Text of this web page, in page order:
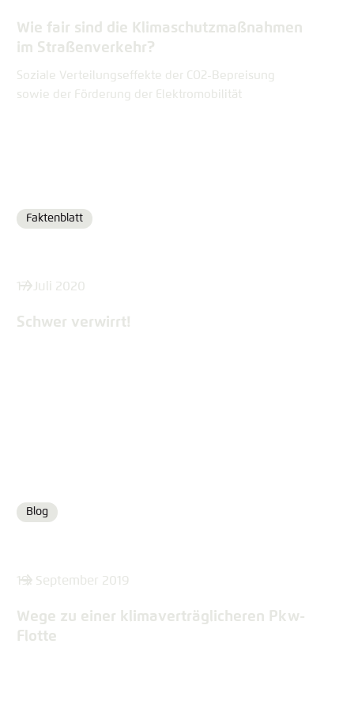
Wie fair sind die Klimaschutz­maßnahmen
im Straßenverkehr?
Soziale Verteilungseffekte der CO2-Bepreisung
sowie der Förderung der Elektromobilität
Format
Faktenblatt
17. Juli 2020
Schwer verwirrt!
Format
Blog
19. September 2019
Wege zu einer klimaverträglicheren Pkw-
Flotte